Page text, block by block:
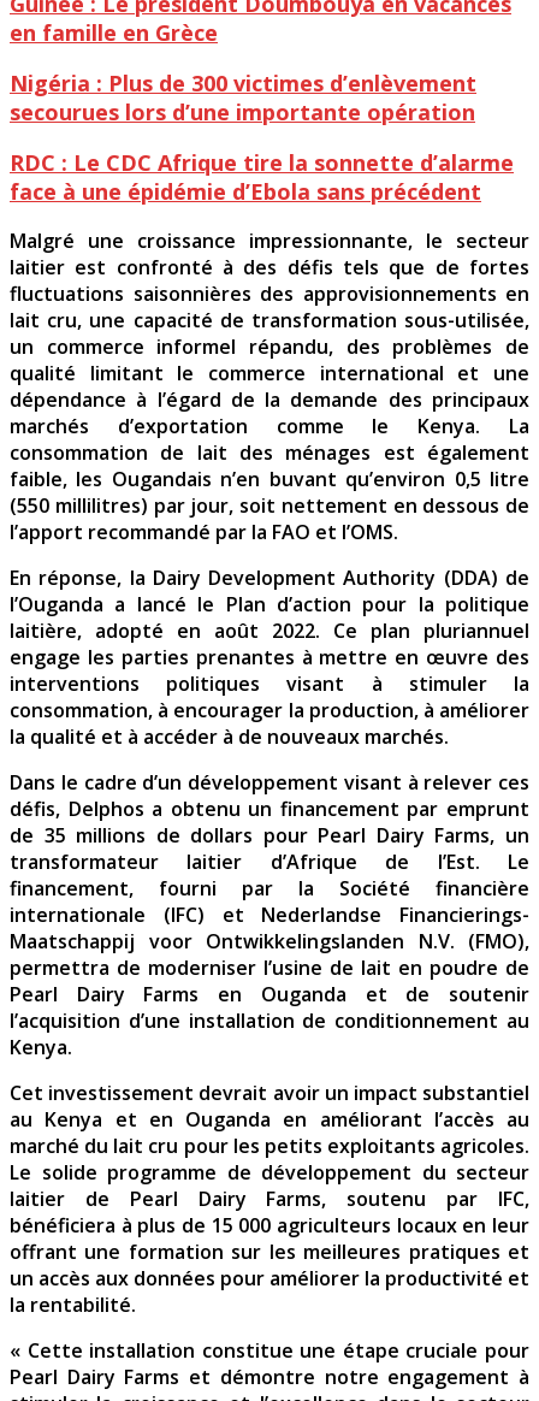
en famille en Grèce
Nigéria : Plus de 300 victimes d’enlèvement
secourues lors d’une importante opération
RDC : Le CDC Afrique tire la sonnette d’alarme
face à une épidémie d’Ebola sans précédent
Malgré une croissance impressionnante, le secteur
laitier est confronté à des défis tels que de fortes
fluctuations saisonnières des approvisionnements en
lait cru, une capacité de transformation sous-utilisée,
un commerce informel répandu, des problèmes de
qualité limitant le commerce international et une
dépendance à l’égard de la demande des principaux
marchés d’exportation comme le Kenya. La
consommation de lait des ménages est également
faible, les Ougandais n’en buvant qu’environ 0,5 litre
(550 millilitres) par jour, soit nettement en dessous de
l’apport recommandé par la FAO et l’OMS.
En réponse, la Dairy Development Authority (DDA) de
l’Ouganda a lancé le Plan d’action pour la politique
laitière, adopté en août 2022. Ce plan pluriannuel
engage les parties prenantes à mettre en œuvre des
interventions politiques visant à stimuler la
consommation, à encourager la production, à améliorer
la qualité et à accéder à de nouveaux marchés.
Dans le cadre d’un développement visant à relever ces
défis, Delphos a obtenu un financement par emprunt
de 35 millions de dollars pour Pearl Dairy Farms, un
transformateur laitier d’Afrique de l’Est. Le
financement, fourni par la Société financière
internationale (IFC) et Nederlandse Financierings-
Maatschappij voor Ontwikkelingslanden N.V. (FMO),
permettra de moderniser l’usine de lait en poudre de
Pearl Dairy Farms en Ouganda et de soutenir
l’acquisition d’une installation de conditionnement au
Kenya.
Cet investissement devrait avoir un impact substantiel
au Kenya et en Ouganda en améliorant l’accès au
marché du lait cru pour les petits exploitants agricoles.
Le solide programme de développement du secteur
laitier de Pearl Dairy Farms, soutenu par IFC,
bénéficiera à plus de 15 000 agriculteurs locaux en leur
offrant une formation sur les meilleures pratiques et
un accès aux données pour améliorer la productivité et
la rentabilité.
« Cette installation constitue une étape cruciale pour
Pearl Dairy Farms et démontre notre engagement à